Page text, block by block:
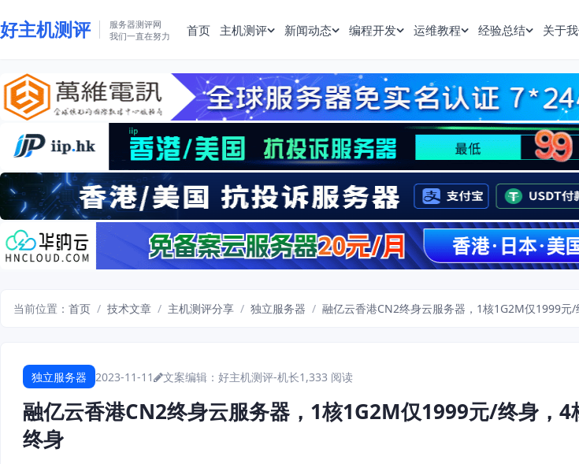
好主机测评
服务器测评网
我们一直在努力
首页 主机测评 新闻动态 编程开发 运维教程 经验总结 关于
当前位置： 首页 / 技术文章 / 主机测评分享 / 独立服务器 / 融亿云香港CN2终身云服务器，1核1G2M仅1999
独立服务器 2023-11-11 文案编辑：好主机测评-机长1,333 阅读
融亿云香港CN2终身云服务器，1核1G2M仅1999元/终身，
终身